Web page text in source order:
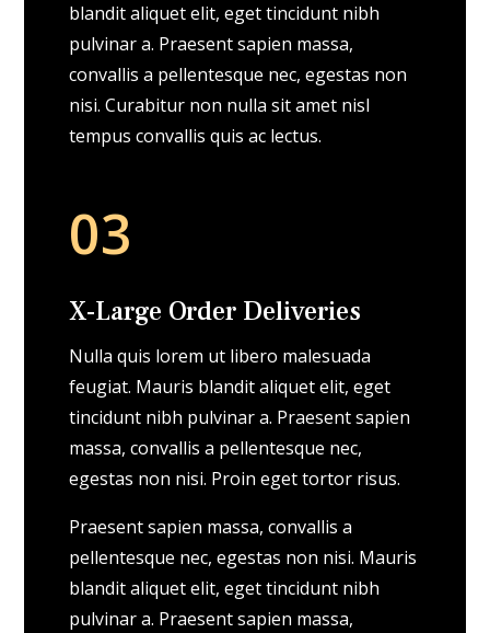
blandit aliquet elit, eget tincidunt nibh
pulvinar a. Praesent sapien massa,
convallis a pellentesque nec, egestas non
nisi. Curabitur non nulla sit amet nisl
tempus convallis quis ac lectus.
03
X-Large Order Deliveries
Nulla quis lorem ut libero malesuada
feugiat. Mauris blandit aliquet elit, eget
tincidunt nibh pulvinar a. Praesent sapien
massa, convallis a pellentesque nec,
egestas non nisi. Proin eget tortor risus.
Praesent sapien massa, convallis a
pellentesque nec, egestas non nisi. Mauris
blandit aliquet elit, eget tincidunt nibh
pulvinar a. Praesent sapien massa,